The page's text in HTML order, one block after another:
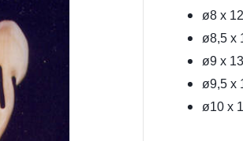
ø8 x
ø8,5 x
ø9 x
ø9,5 x
ø10 x